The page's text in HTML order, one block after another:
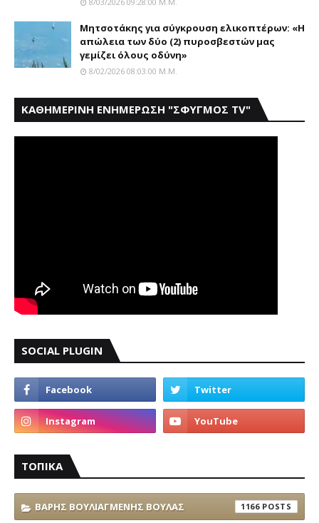
Μητσοτάκης για σύγκρουση ελικοπτέρων: «Η
απώλεια των δύο (2) πυροσβεστών μας
γεμίζει όλους οδύνη»
8/02/2026 08:03:00 Μ.μ.
ΚΑΘΗΜΕΡΙΝΗ ΕΝΗΜΕΡΩΣΗ "ΣΦΥΓΜΟΣ TV"
SOCIAL PLUGIN
ΤΟΠΙΚΑ
ΒΑΡΗΣ ΒΟΥΛΙΑΓΜΕΝΗΣ ΒΟΥΛΑΣ 1166